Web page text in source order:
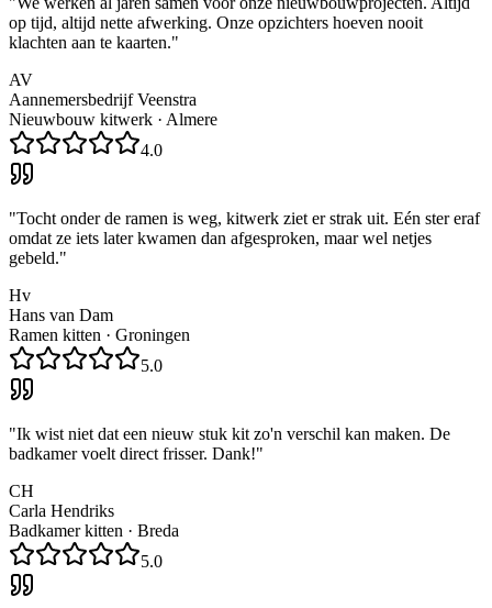
op tijd, altijd nette afwerking. Onze opzichters hoeven nooit
klachten aan te kaarten."
AV
Aannemersbedrijf Veenstra
Nieuwbouw kitwerk · Almere
4.0
"Tocht onder de ramen is weg, kitwerk ziet er strak uit. Eén ster eraf
omdat ze iets later kwamen dan afgesproken, maar wel netjes
gebeld."
Hv
Hans van Dam
Ramen kitten · Groningen
5.0
"Ik wist niet dat een nieuw stuk kit zo'n verschil kan maken. De
badkamer voelt direct frisser. Dank!"
CH
Carla Hendriks
Badkamer kitten · Breda
5.0